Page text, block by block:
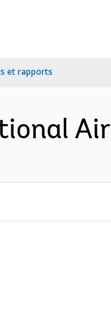
et rapports